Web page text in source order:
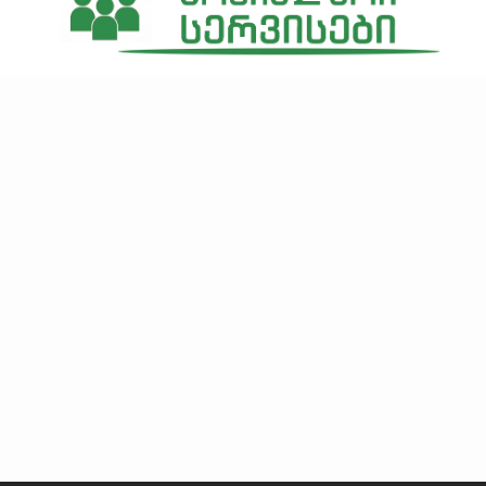
ინფორმაცია განყოფილებაში მიმდინარე და
დაგეგმილი საქმიანობის შესახებ მომხს: თეა